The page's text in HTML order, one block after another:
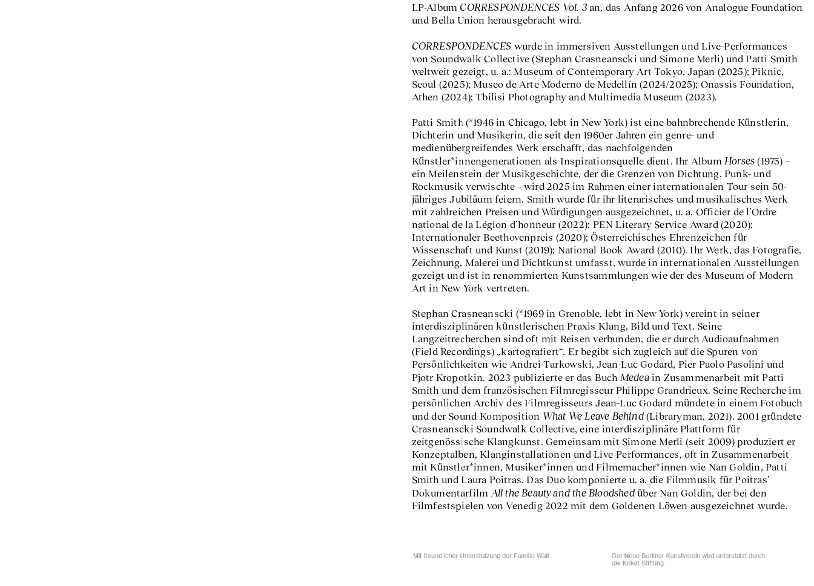
LP-Album CORRESPONDENCES Vol. 3 an, das Anfang 2026 von Analogue Foundation
und Bella Union herausgebracht wird.
CORRESPONDENCES wurde in immersiven Ausstellungen und Live-Performances
von Soundwalk Collective (Stephan Crasneanscki und Simone Merli) und Patti Smith
weltweit gezeigt, u. a.: Museum of Contemporary Art Tokyo, Japan (2025); Piknic,
Seoul (2025); Museo de Arte Moderno de Medellín (2024/2025); Onassis Foundation,
Athen (2024); Tbilisi Photography and Multimedia Museum (2023).
Patti Smith (*1946 in Chicago, lebt in New York) ist eine bahnbrechende Künstlerin,
Dichterin und Musikerin, die seit den 1960er Jahren ein genre- und
medienübergreifendes Werk erschafft, das nachfolgenden
Künstler*innengenerationen als Inspirationsquelle dient. Ihr Album Horses (1975) –
ein Meilenstein der Musikgeschichte, der die Grenzen von Dichtung, Punk- und
Rockmusik verwischte – wird 2025 im Rahmen einer internationalen Tour sein 50-
jähriges Jubiläum feiern. Smith wurde für ihr literarisches und musikalisches Werk
mit zahlreichen Preisen und Würdigungen ausgezeichnet, u. a. Officier de l’Ordre
national de la Légion d’honneur (2022); PEN Literary Service Award (2020);
Internationaler Beethovenpreis (2020); Österreichisches Ehrenzeichen für
Wissenschaft und Kunst (2019); National Book Award (2010). Ihr Werk, das Fotografie,
Zeichnung, Malerei und Dichtkunst umfasst, wurde in internationalen Ausstellungen
gezeigt und ist in renommierten Kunstsammlungen wie der des Museum of Modern
Art in New York vertreten.
Stephan Crasneanscki (*1969 in Grenoble, lebt in New York) vereint in seiner
interdisziplinären künstlerischen Praxis Klang, Bild und Text. Seine
Langzeitrecherchen sind oft mit Reisen verbunden, die er durch Audioaufnahmen
(Field Recordings) „kartografiert“. Er begibt sich zugleich auf die Spuren von
Persönlichkeiten wie Andrei Tarkowski, Jean-Luc Godard, Pier Paolo Pasolini und
Pjotr Kropotkin. 2023 publizierte er das Buch Medeain Zusammenarbeit mit Patti
Smith und dem französischen Filmregisseur Philippe Grandrieux. Seine Recherche im
persönlichen Archiv des Filmregisseurs Jean-Luc Godard mündete in einem Fotobuch
und der Sound-Komposition What We Leave Behind(Libraryman, 2021). 2001 gründete
Crasneanscki Soundwalk Collective, eine interdisziplinäre Plattform für
zeitgenössische Klangkunst. Gemeinsam mit Simone Merli (seit 2009) produziert er
Konzeptalben, Klanginstallationen und Live-Performances, oft in Zusammenarbeit
mit Künstler*innen, Musiker*innen und Filmemacher*innen wie Nan Goldin, Patti
Smith und Laura Poitras. Das Duo komponierte u. a. die Filmmusik für Poitras’
Dokumentarfilm All the Beauty and the Bloodshedüber Nan Goldin, der bei den
Filmfestspielen von Venedig 2022 mit dem Goldenen Löwen ausgezeichnet wurde.